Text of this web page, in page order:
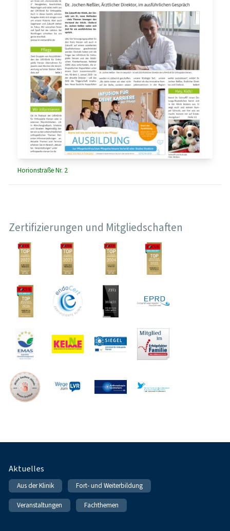
Horionstraße Nr. 2
Zertifizierungen und Mitgliedschaften
Fußnavigation
Aktuelles
Aus der Klinik Fort- und Weiterbildung
Veranstaltungen Fachthemen